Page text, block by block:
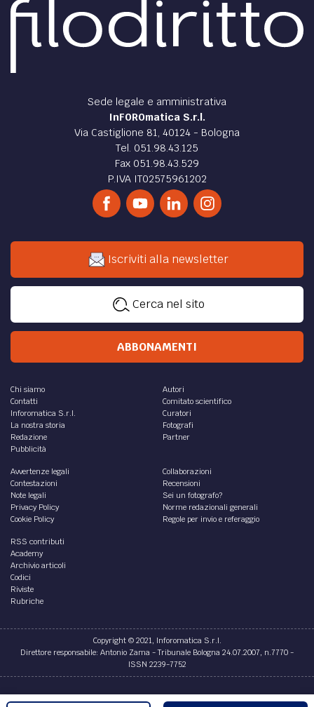
Sede legale e amministrativa
InFOROmatica S.r.l.
Via Castiglione 81, 40124 - Bologna
Tel. 051.98.43.125
Fax 051.98.43.529
P.IVA IT02575961202
Iscriviti alla newsletter
Cerca nel sito
ABBONAMENTI
Chi siamo
Contatti
Inforomatica S.r.l.
La nostra storia
Redazione
Pubblicità
Autori
Comitato scientifico
Curatori
Fotografi
Partner
Avvertenze legali
Contestazioni
Note legali
Privacy Policy
Cookie Policy
Collaborazioni
Recensioni
Sei un fotografo?
Norme redazionali generali
Regole per invio e referaggio
RSS contributi
Academy
Archivio articoli
Codici
Riviste
Rubriche
Copyright © 2021, Inforomatica S.r.l.
Direttore responsabile: Antonio Zama - Tribunale Bologna 24.07.2007, n.7770 -
ISSN 2239-7752
Credits